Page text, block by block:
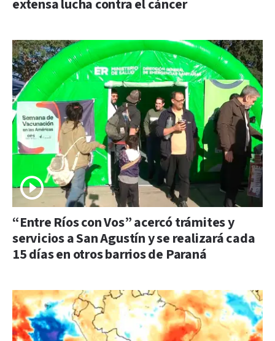
extensa lucha contra el cáncer
“Entre Ríos con Vos” acercó trámites y
servicios a San Agustín y se realizará cada
15 días en otros barrios de Paraná